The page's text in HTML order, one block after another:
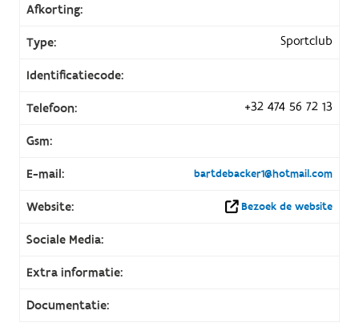
Afkorting:
Type: Sportclub
Identificatiecode:
Telefoon: +32 474 56 72 13
Gsm:
E-mail: bartdebacker1@hotmail.com
Website: Bezoek de website
Sociale Media:
Extra informatie:
Documentatie: